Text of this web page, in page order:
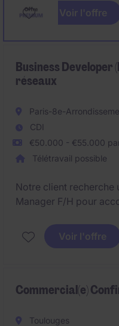
Voir l'offre
Business Developer
réseaux
Paris-8e-
CDI
€50.000 - €55.000
Télétravail possible
Notre client recherche
Manager F/H pour
Paris. Dans le cadre
stratégique, vous
professionnels de la
Voir l'offre
Commercial(e)
Toulouges